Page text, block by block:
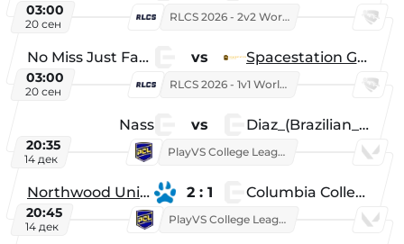
03:00
20 сен
RLCS 2026 - 2v2 World Championship
No Miss Just Fake vs Spacestation Gaming
03:00
20 сен
RLCS 2026 - 1v1 World Championship
Nass vs Diaz_(Brazilian_Player)
20:35
14 дек
PlayVS College League 2025: Fall
Northwood University 2 : 1 Columbia College
20:45
14 дек
PlayVS College League 2025: Fall